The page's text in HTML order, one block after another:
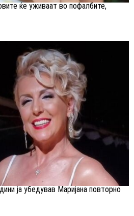
ќе уживаат во пофалбите,
ја убедував Маријана повторно